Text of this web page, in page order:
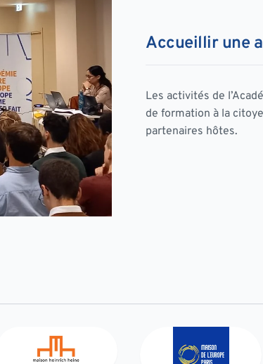
Accueillir une
Les activités de
de formation à la
partenaires hôtes.